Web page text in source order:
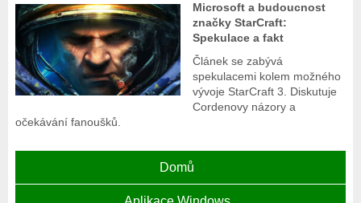
Microsoft a budoucnost
značky StarCraft:
Spekulace a fakt
Článek se zabývá
spekulacemi kolem možného
vývoje StarCraft 3. Diskutuje
Cordenovy názory a
očekávání fanoušků.
Domů